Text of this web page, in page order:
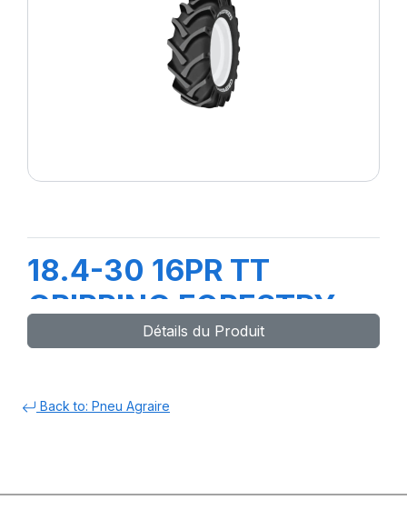
18.4-30 16PR TT
GRIPPING FORESTRY
Détails du Produit
Back to: Pneu Agraire